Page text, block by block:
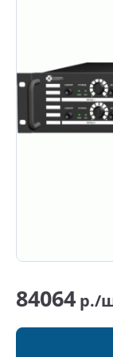
84064 р./